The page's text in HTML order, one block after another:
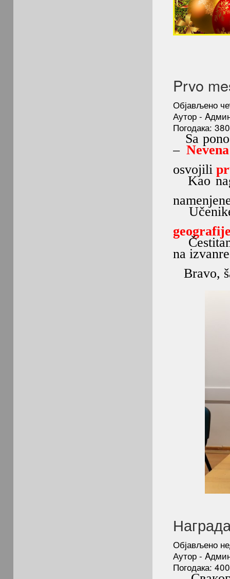
Prvo
Објављено
Аутор -
Погодака:
Sa
–
osvojili
Kao
na
Bravo,
Објављено
Аутор -
Погодака: